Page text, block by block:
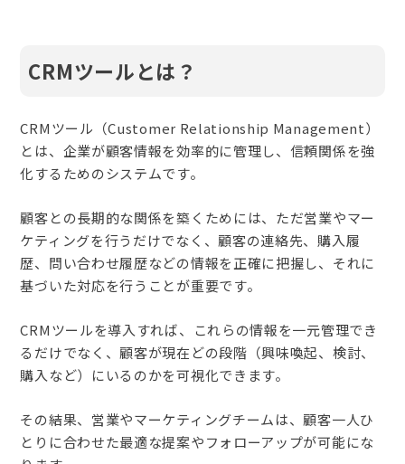
CRMツールとは？
CRMツール（Customer Relationship Management）
とは、企業が顧客情報を効率的に管理し、信頼関係を強
化するためのシステムです。
顧客との長期的な関係を築くためには、ただ営業やマー
ケティングを行うだけでなく、顧客の連絡先、購入履
歴、問い合わせ履歴などの情報を正確に把握し、それに
基づいた対応を行うことが重要です。
CRMツールを導入すれば、これらの情報を一元管理でき
るだけでなく、顧客が現在どの段階（興味喚起、検討、
購入など）にいるのかを可視化できます。
その結果、営業やマーケティングチームは、顧客一人ひ
とりに合わせた最適な提案やフォローアップが可能にな